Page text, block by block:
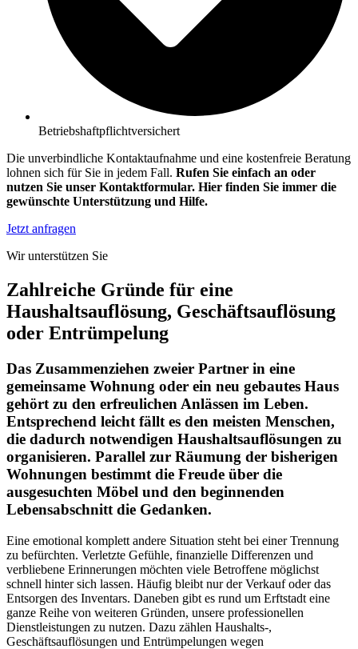
Betriebshaftpflichtversichert
Die unverbindliche Kontaktaufnahme und eine kostenfreie Beratung
lohnen sich für Sie in jedem Fall. Rufen Sie einfach an oder
nutzen Sie unser Kontaktformular. Hier finden Sie immer die
gewünschte Unterstützung und Hilfe.
Jetzt anfragen
Wir unterstützen Sie
Zahlreiche Gründe für eine
Haushaltsauflösung, Geschäftsauflösung
oder Entrümpelung
Das Zusammenziehen zweier Partner in eine
gemeinsame Wohnung oder ein neu gebautes Haus
gehört zu den erfreulichen Anlässen im Leben.
Entsprechend leicht fällt es den meisten Menschen,
die dadurch notwendigen Haushaltsauflösungen zu
organisieren. Parallel zur Räumung der bisherigen
Wohnungen bestimmt die Freude über die
ausgesuchten Möbel und den beginnenden
Lebensabschnitt die Gedanken.
Eine emotional komplett andere Situation steht bei einer Trennung
zu befürchten. Verletzte Gefühle, finanzielle Differenzen und
verbliebene Erinnerungen möchten viele Betroffene möglichst
schnell hinter sich lassen. Häufig bleibt nur der Verkauf oder das
Entsorgen des Inventars. Daneben gibt es rund um Erftstadt eine
ganze Reihe von weiteren Gründen, unsere professionellen
Dienstleistungen zu nutzen. Dazu zählen Haushalts-,
Geschäftsauflösungen und Entrümpelungen wegen